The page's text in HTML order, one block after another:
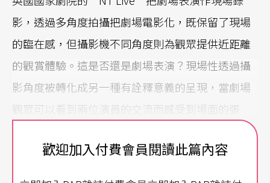
影，透過多角度拍攝把劇場電影化，既保留了現場
的臨在感，但攝影機不同角度則為觀眾提供近距離
的觀賞體驗。這是否還是劇場表演？現場性透過攝
影角度被轉化成另一種有詮釋意義的呈現，當劇場
觀眾可以看到兩位演員的交流而感受到場面的張
的表情，而剪接後的時間節奏亦顯然有不同的處
歡迎加入付費會員閱讀此篇內容